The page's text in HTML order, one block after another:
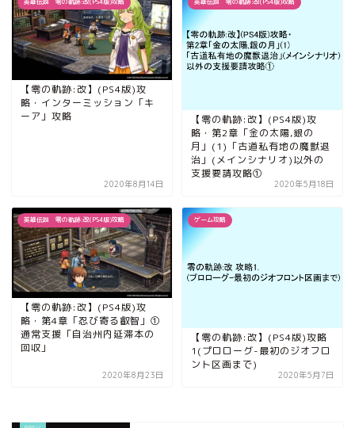
【零の軌跡:改】(PS4版)攻
略・インターミッション「キ
ーア」攻略
2020年8月14日
【零の軌跡:改】(PS4版)攻
略・第2章「金の太陽,銀の
月」(1)「古道私有地の魔獣退
治」(メインシナリオ)以外の
支援要請攻略①
2020年5月18日
英雄伝説 零の軌跡:改(PS4版)攻略
【零の軌跡:改】(PS4版)攻
略・第4章「忍び寄る叡智」①
通常支援「自治州内延滞本の
回収」
2020年8月23日
ゲーム攻略
【零の軌跡:改】(PS4版)攻略
1(プロローグ-最初のジオフロ
ント区画まで)
2020年5月7日